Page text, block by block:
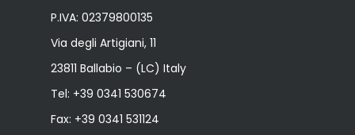
P.IVA: 02379800135
Via degli Artigiani, 11
23811 Ballabio – (LC) Italy
Tel: +39 0341 530674
Fax: +39 0341 531124